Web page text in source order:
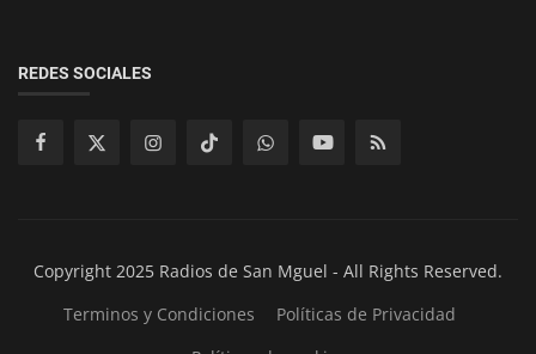
REDES SOCIALES
Copyright 2025 Radios de San Mguel - All Rights Reserved.
Terminos y Condiciones
Políticas de Privacidad